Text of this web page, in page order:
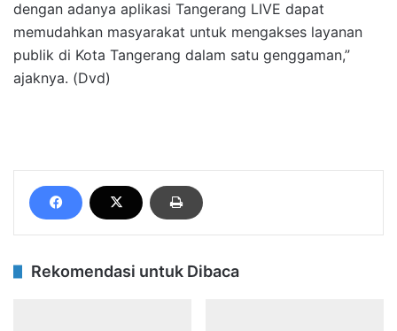
dengan adanya aplikasi Tangerang LIVE dapat
memudahkan masyarakat untuk mengakses layanan
publik di Kota Tangerang dalam satu genggaman,”
ajaknya. (Dvd)
Rekomendasi untuk Dibaca